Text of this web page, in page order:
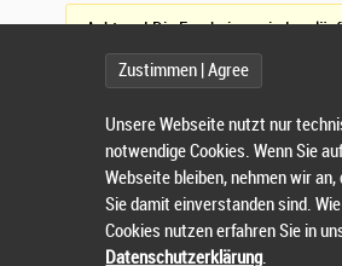
Achtung! Die Ergebnisse sind
vollständig. (
Wählen Sie einen
Zustimmen | Agree
Unsere Webseite nutzt nur
notwendige Cookies. Wenn Sie
Webseite bleiben, nehmen wir an,
Sie damit einverstanden sind.
Cookies nutzen erfahren Sie in
Datenschutzerklärung.